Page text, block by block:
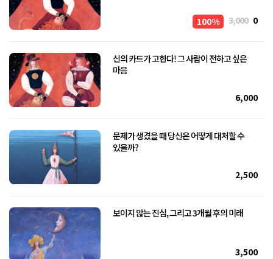
100% 3,000 0
신의 카드가 고한다! 그 사람이 전하고 싶은
마음
6,000
문제가 생겼을 때 당신은 어떻게 대처할 수
있을까?
2,500
보이지 않는 진심, 그리고 3개월 후의 미래
3,500